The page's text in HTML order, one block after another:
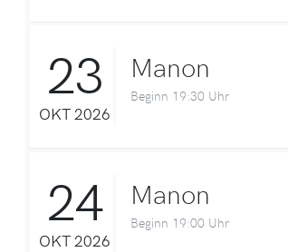
23
OKT 2026
Manon
Beginn 19:30 Uhr
24
OKT 2026
Manon
Beginn 19:00 Uhr